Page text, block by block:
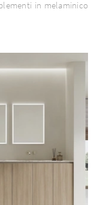
in melaminico